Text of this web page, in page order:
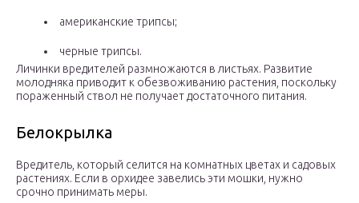
американские трипсы;
черные трипсы.
Личинки вредителей размножаются в листьях. Развитие
молодняка приводит к обезвоживанию растения, поскольку
пораженный ствол не получает достаточного питания.
Белокрылка
Вредитель, который селится на комнатных цветах и садовых
растениях. Если в орхидее завелись эти мошки, нужно
срочно принимать меры.